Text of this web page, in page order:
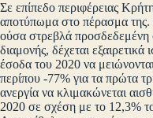
Σε επίπεδο περιφέρειας
αποτύπωμα στο πέρασμα της.
ούσα στρεβλά προσδεδεμένη
διαμονής, δέχεται
έσοδα του 2020 να
περίπου -77% για τα πρώτα
ανεργία να κλιμακώνεται
2020 σε σχέση με το 12,3%